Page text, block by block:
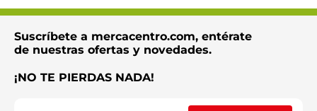
Suscríbete a mercacentro.com, entérate
de nuestras ofertas y novedades.
¡NO TE PIERDAS NADA!